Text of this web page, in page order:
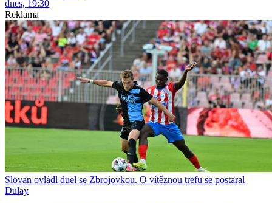
dnes, 19:30
Reklama
Slovan ovládl duel se Zbrojovkou. O vítěznou trefu se postaral
Dulay